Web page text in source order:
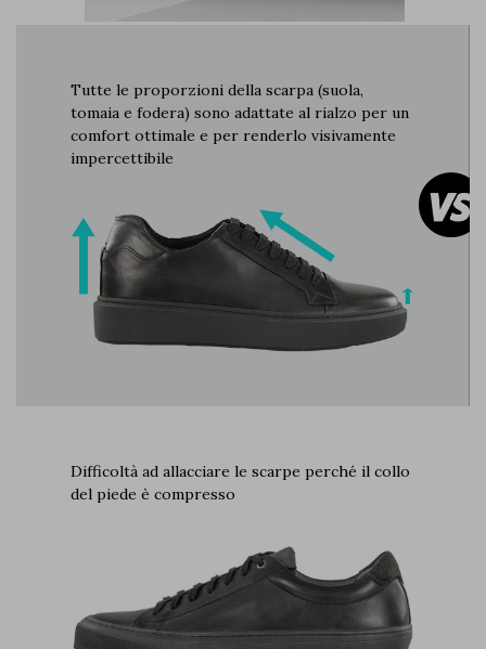
Tutte le proporzioni della scarpa (suola,
tomaia e fodera) sono adattate al rialzo per un
comfort ottimale e per renderlo visivamente
impercettibile
Difficoltà ad allacciare le scarpe perché il collo
del piede è compresso